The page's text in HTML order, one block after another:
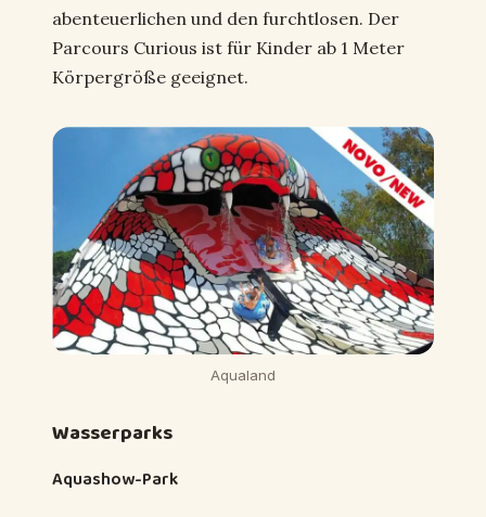
abenteuerlichen und den furchtlosen. Der
Parcours Curious ist für Kinder ab 1 Meter
Körpergröße geeignet.
Aqualand
Wasserparks
Aquashow-Park